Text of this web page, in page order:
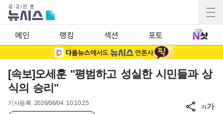
메인 랭킹 섹션 포토
[속보]오세훈 "평범하고 성실한 시민들과 상
식의 승리"
기사등록 2026/06/04 10:10:25
가가